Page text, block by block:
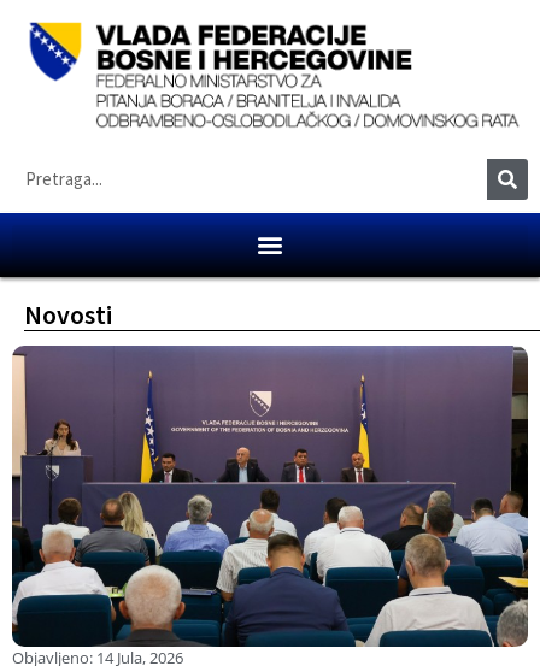
Novosti
Objavljeno: 14 Jula, 2026